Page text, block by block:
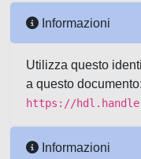
Informazioni
Utilizza questo
a questo documento:
https://
Informazioni